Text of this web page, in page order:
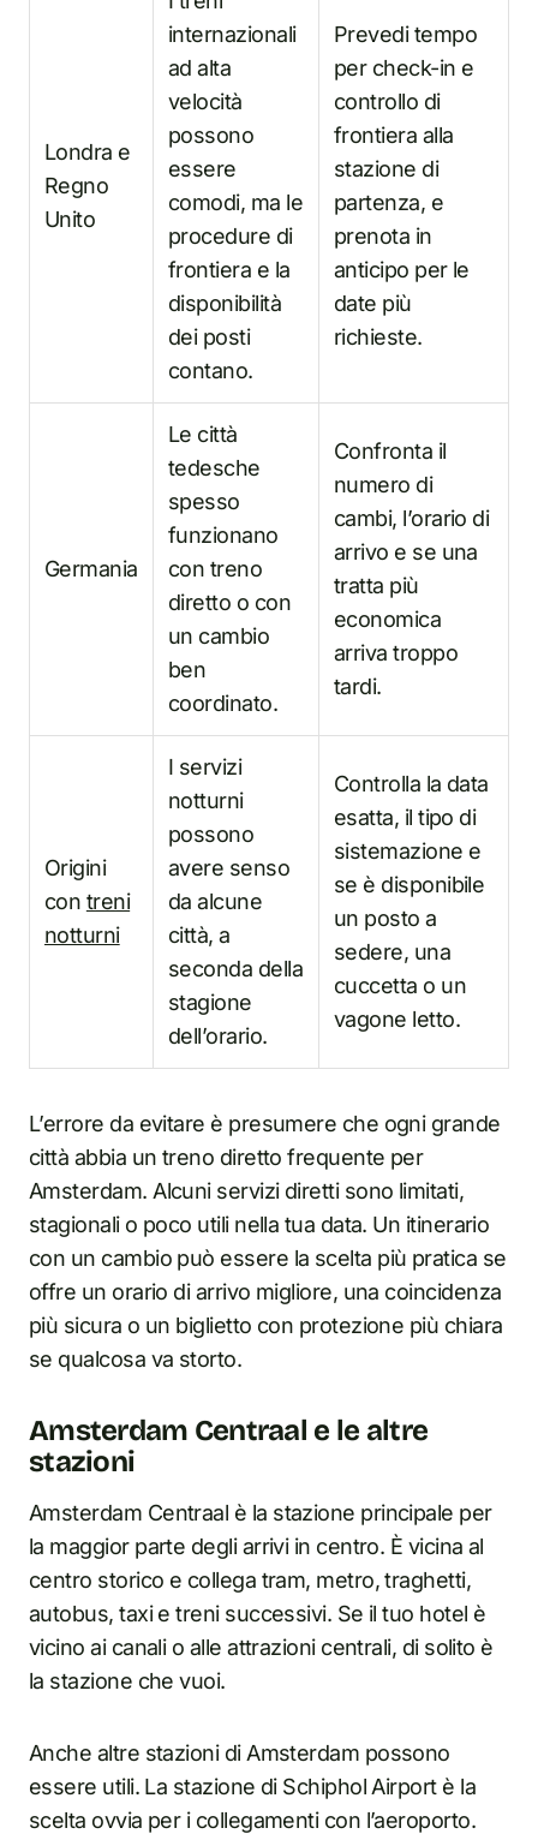
Londra e
Regno
Unito
internazionali
ad alta
velocità
possono
essere
comodi, ma le
procedure di
frontiera e la
disponibilità
dei posti
contano.
Prevedi tempo
per check-in e
controllo di
frontiera alla
stazione di
partenza, e
prenota in
anticipo per le
date più
richieste.
Germania
Le città
tedesche
spesso
funzionano
con treno
diretto o con
un cambio
ben
coordinato.
Confronta il
numero di
cambi, l’orario di
arrivo e se una
tratta più
economica
arriva troppo
tardi.
Origini
con treni
notturni
I servizi
notturni
possono
avere senso
da alcune
città, a
seconda della
stagione
dell’orario.
Controlla la data
esatta, il tipo di
sistemazione e
se è disponibile
un posto a
sedere, una
cuccetta o un
vagone letto.
L’errore da evitare è presumere che ogni grande
città abbia un treno diretto frequente per
Amsterdam. Alcuni servizi diretti sono limitati,
stagionali o poco utili nella tua data. Un itinerario
con un cambio può essere la scelta più pratica se
offre un orario di arrivo migliore, una coincidenza
più sicura o un biglietto con protezione più chiara
se qualcosa va storto.
Amsterdam Centraal e le altre
stazioni
Amsterdam Centraal è la stazione principale per
la maggior parte degli arrivi in centro. È vicina al
centro storico e collega tram, metro, traghetti,
autobus, taxi e treni successivi. Se il tuo hotel è
vicino ai canali o alle attrazioni centrali, di solito è
la stazione che vuoi.
Anche altre stazioni di Amsterdam possono
essere utili. La stazione di Schiphol Airport è la
scelta ovvia per i collegamenti con l’aeroporto.